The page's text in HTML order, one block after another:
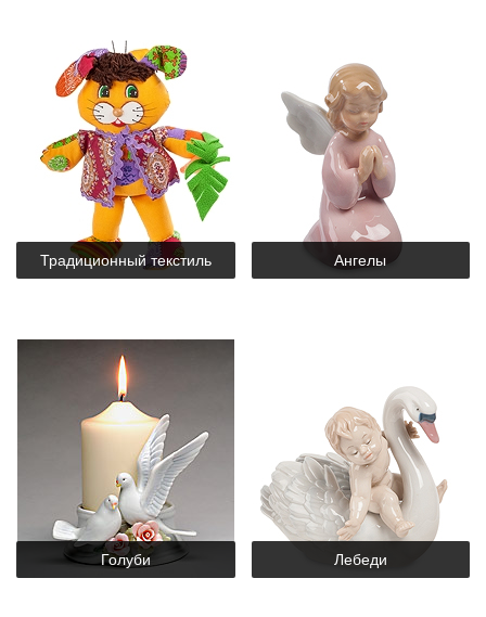
Традиционный текстиль Ангелы
Голуби Лебеди